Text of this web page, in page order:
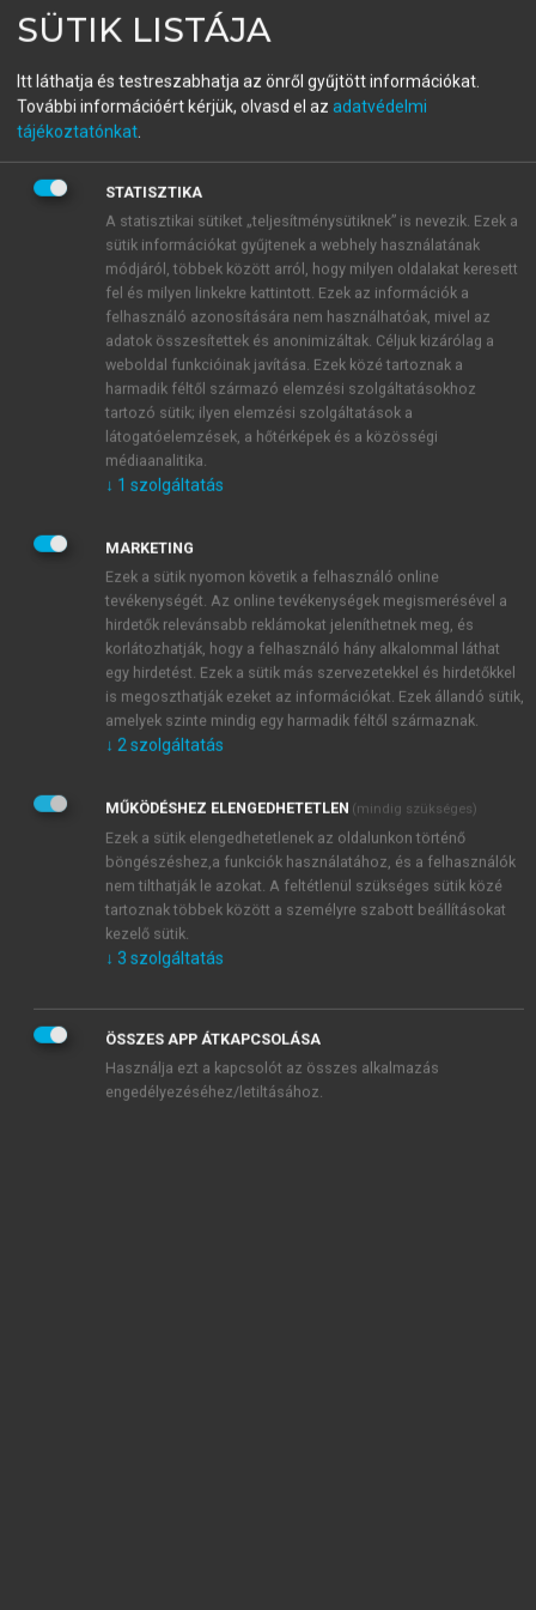
Portrék a Magyar
Tudományos Akadémia
tagjairól III.
OLVASÁS
Felhasznált irodalom
Frankenburg Adolf:Őszinte vallomások. I–II.
Heckenast, Pest 1861–1871; Frankenburg Adolf:
Emlékiratok. I–III.Emich, Pest 1868; Frankenburg
Bécsi élményeim. I–II.
Sopron 1880; Károlyi György:
október (33. szám), 22–31; Mikszáth Kálmán:
Mór élete és kora. https://mek.oszk.hu/00900/00945/
; Mikszáth Kálmán:A jó öreg Frankenburg. http
s://www.arcanum.com/hu/online-kiadvanyok/Miksz
ath-mikszath-osszes-muve-2A85B/cikkek-es-karcolat
ok-5186-kotet-40CD5/1885-cikkek-tarcak-70-kotet-4
C860/a-jo-oreg-frankenburg-4C8B3/; Rózsa Mária:
Néhány adalék Frankenburg Adolf kultúraközvetítő
Irodalomtörténeti közlemények 125. évf. 5. sz.
(2021.) 691–701; Szinnyei József:Magyar írók élete
I–XIV.Hornyánszky, Budapest 1891–1914.
s. v. Frankenburg Adolf; Szücsi József:Bajza József.
Magyar Tudományos Akadémia, Budapest 1914;
Vadnai Károly:Emlékbeszéd Frankenburg Adolf felett.
Magyar Tudományos Akadémia elhunyt tagjai fölött
tartott emlékbeszédek)
SÜTIK LISTÁJA
Itt láthatja és testreszabhatja az önről gyűjtött információkat.
További információért kérjük, olvasd el az adatvédelmi
tájékoztatónkat.
STATISZTIKA
A statisztikai sütiket „teljesítménysütiknek” is nevezik. Ezek a
sütik információkat gyűjtenek a webhely használatának
módjáról, többek között arról, hogy milyen oldalakat keresett
fel és milyen linkekre kattintott. Ezek az információk a
felhasználó azonosítására nem használhatóak, mivel az
adatok összesítettek és anonimizáltak. Céljuk kizárólag a
weboldal funkcióinak javítása. Ezek közé tartoznak a
harmadik féltől származó elemzési szolgáltatásokhoz
tartozó sütik; ilyen elemzési szolgáltatások a
látogatóelemzések, a hőtérképek és a közösségi
médiaanalitika.
↓ 1 szolgáltatás
MARKETING
Ezek a sütik nyomon követik a felhasználó online
tevékenységét. Az online tevékenységek megismerésével a
hirdetők relevánsabb reklámokat jeleníthetnek meg, és
korlátozhatják, hogy a felhasználó hány alkalommal láthat
egy hirdetést. Ezek a sütik más szervezetekkel és hirdetőkkel
is megoszthatják ezeket az információkat. Ezek állandó sütik,
amelyek szinte mindig egy harmadik féltől származnak.
↓ 2szolgáltatás
MŰKÖDÉSHEZ ELENGEDHETETLEN (mindig szükséges)
Ezek a sütik elengedhetetlenek az oldalunkon történő
böngészéshez,a funkciók használatához, és a felhasználók
nem tilthatják le azokat. A feltétlenül szükséges sütik közé
tartoznak többek között a személyre szabott beállításokat
kezelő sütik.
↓ 3 szolgáltatás
ÖSSZES APP ÁTKAPCSOLÁSA
Használja ezt a kapcsolót az összes alkalmazás
engedélyezéséhez/letiltásához.